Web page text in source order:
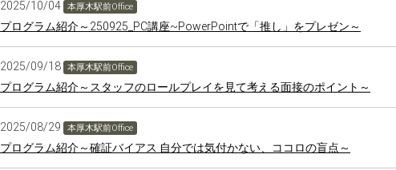
2025/10/04 本厚木駅前Office
プログラム紹介～250925_PC講座~PowerPointで「推し」をプレゼン～
2025/09/18 本厚木駅前Office
プログラム紹介～スタッフのロールプレイを見て考える面接のポイント～
2025/08/29 本厚木駅前Office
プログラム紹介～確証バイアス 自分では気付かない、ココロの盲点～